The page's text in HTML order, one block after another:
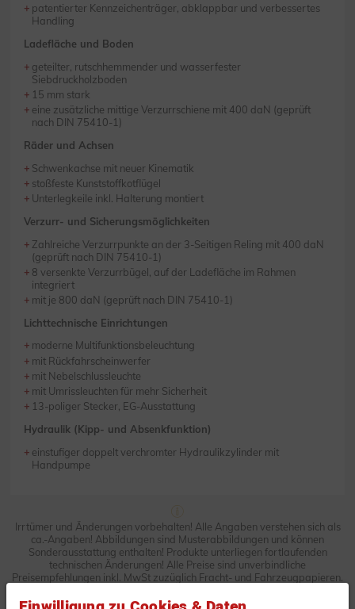
patentierter Kennzeichenträger, abklappbar und verbessertes
Handling
Ladefläche und Boden
geteilter, rutschhemmender und wasserfester
Siebdruckholzboden
15 mm stark
eine zusätzliche mittige Verzurrschiene mit 400 daN (geprüft
nach DIN 75410-1)
Räder und Achsen
Schwenkachse mit neuer Kinematik
stoßfeste Kunststoffkotflügel
Unterlegkeile inkl. Halterung montiert
Verzurr- und Sicherungsmöglichkeiten
Zahlreiche Verzurrpunkte an der 3-Seitigen Reling mit 400 daN
(geprüft nach DIN 75410-1)
8 versenkte Verzurrbügel, auf der Ladefläche im Rahmen
integriert
mit je 800 daN (geprüft nach DIN 75410-1)
Lichttechnische Einrichtungen
moderne Multifunktionsbeleuchtung
mit Rückfahrscheinwerfer
mit Nebelschlussleuchte
mit Umrissleuchten für mehr Sicherheit
13-poliger Stecker, EG-Ausstattung
Hydraulik (Kipp- und Absenkfunktion)
einstufiger doppelt verchromter Hydraulikzylinder mit
Handpumpe
Irrtümer und Änderungen vorbehalten! Alle Angaben verstehen sich als
ca.-Angaben! Abbildungen sind Musterabbildungen und können
Sonderausstattung enthalten! Produkte unterliegen fortlaufenden
technischen Änderungen! Alle Preise sind unverbindliche
Preisempfehlungen inkl. MwSt zuzüglich Fracht- und Fahrzeugpapieren.